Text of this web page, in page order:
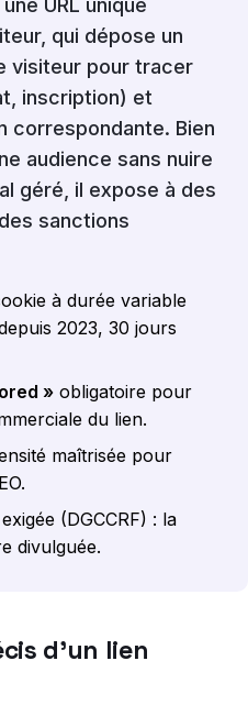
URL unique
qui dépose un
visiteur pour tracer
inscription) et
correspondante. Bien
audience sans nuire
géré, il expose à des
sanctions
à durée variable
2023, 30 jours
» obligatoire pour
du lien.
maîtrisée pour
(DGCCRF) : la
divulguée.
d’un lien